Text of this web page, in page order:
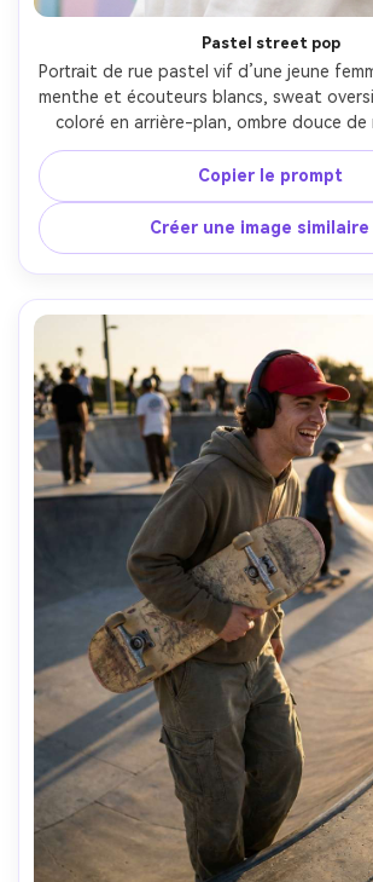
Pastel street pop
Portrait de rue pastel vif d’une jeune
menthe et écouteurs blancs, sweat
coloré en arrière-plan, ombre douce
joyeuse, prise Canon R5 85mm, cadrage
point nette, couleurs vibrantes et
peau photoréaliste, lumière ciné
Copier le prompt
Créer une image